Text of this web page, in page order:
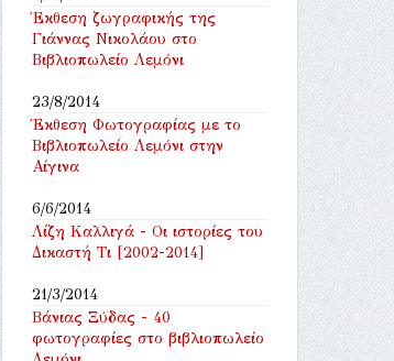
Έκθεση ζωγραφικής της
Γιάννας Νικολάου στο
Βιβλιοπωλείο Λεμόνι
23/8/2014
Έκθεση Φωτογραφίας με το
Βιβλιοπωλείο Λεμόνι στην
Αίγινα
6/6/2014
Λίζη Καλλιγά - Οι ιστορίες του
Δικαστή Τι [2002-2014]
21/3/2014
Βάνιας Ξύδας - 40
φωτογραφίες στο βιβλιοπωλείο